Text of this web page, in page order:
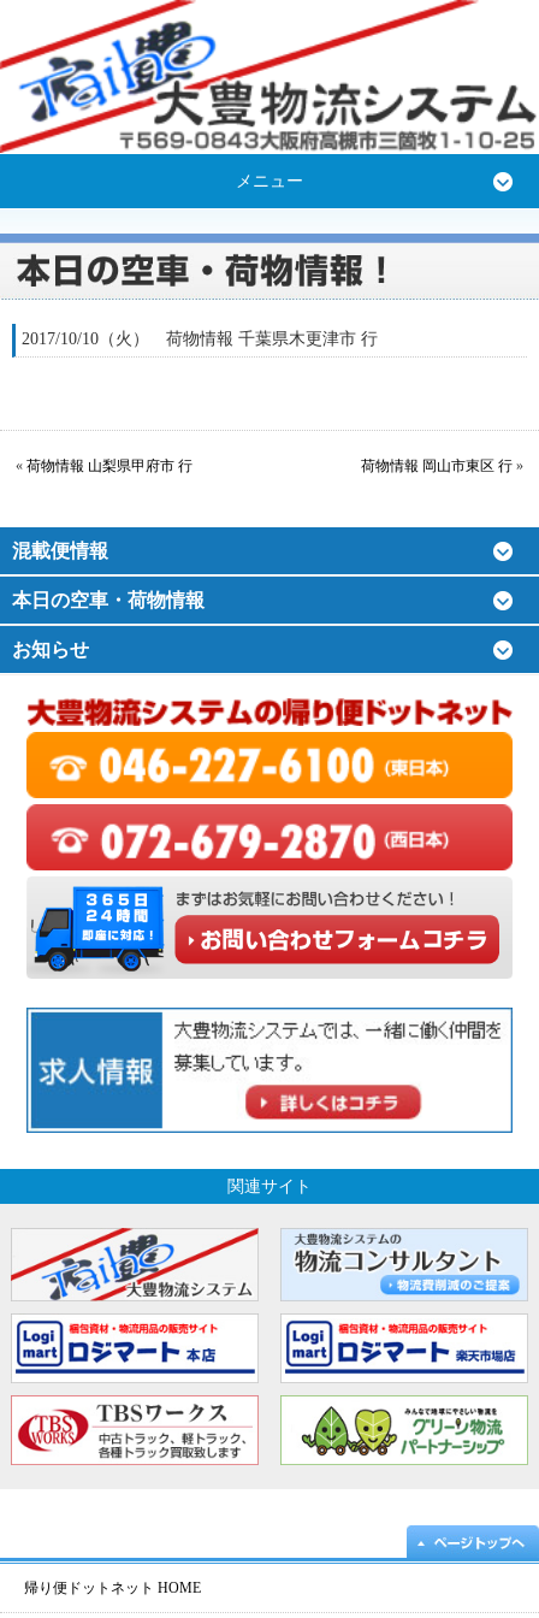
メニュー
2017/10/10（火） 荷物情報 千葉県木更津市 行
« 荷物情報 山梨県甲府市 行 荷物情報 岡山市東区 行 »
混載便情報
本日の空車・荷物情報
お知らせ
関連サイト
帰り便ドットネット HOME